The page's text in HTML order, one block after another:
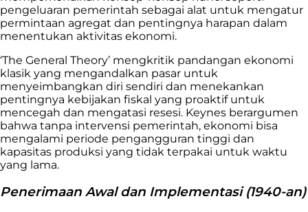
pengeluaran pemerintah sebagai alat untuk mengatur
permintaan agregat dan pentingnya harapan dalam
menentukan aktivitas ekonomi.
‘The General Theory’ mengkritik pandangan ekonomi
klasik yang mengandalkan pasar untuk
menyeimbangkan diri sendiri dan menekankan
pentingnya kebijakan fiskal yang proaktif untuk
mencegah dan mengatasi resesi. Keynes berargumen
bahwa tanpa intervensi pemerintah, ekonomi bisa
mengalami periode pengangguran tinggi dan
kapasitas produksi yang tidak terpakai untuk waktu
yang lama.
Penerimaan Awal dan Implementasi (1940-an)